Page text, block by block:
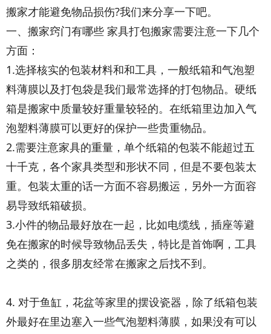
搬家才能避免物品损伤?我们来分享一下吧。
一、搬家窍门有哪些 家具打包搬家需要注意一下几个
方面：
1.选择核实的包装材料和和工具，一般纸箱和气泡塑
料薄膜以及打包袋是我们最常选择的打包物品。硬纸
箱是搬家中质量较好重量较轻的。在纸箱里边加入气
泡塑料薄膜可以更好的保护一些贵重物品。
2.需要注意家具的重量，单个纸箱的包装不能超过五
十千克，各个家具类型和形状不同，但是不要包装太
重。包装太重的话一方面不容易搬运，另外一方面容
易导致纸箱破损。
3.小件的物品最好放在一起，比如电缆线，插座等避
免在搬家的时候导致物品丢失，特比是首饰啊，工具
之类的，很多朋友经常在搬家之后找不到。
4. 对于鱼缸，花盆等家里的摆设瓷器，除了纸箱包装
外最好在里边塞入一些气泡塑料薄膜，如果没有可以